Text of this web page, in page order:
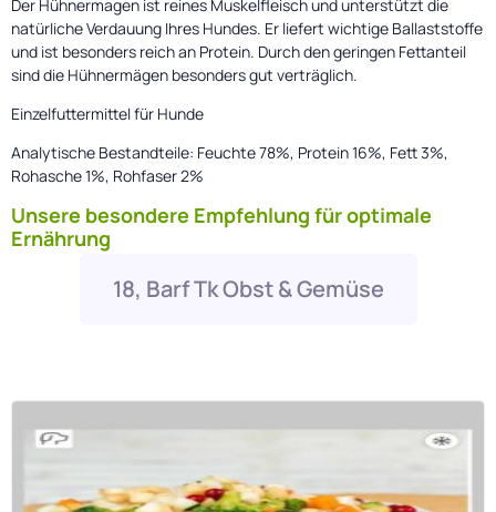
Der Hühnermagen ist reines Muskelfleisch und unterstützt die
natürliche Verdauung Ihres Hundes. Er liefert wichtige Ballaststoffe
und ist besonders reich an Protein. Durch den geringen Fettanteil
sind die Hühnermägen besonders gut verträglich.
Einzelfuttermittel für Hunde
Analytische Bestandteile: Feuchte 78%, Protein 16%, Fett 3%,
Rohasche 1%, Rohfaser 2%
Unsere besondere Empfehlung für optimale
Ernährung
18, Barf Tk Obst & Gemüse